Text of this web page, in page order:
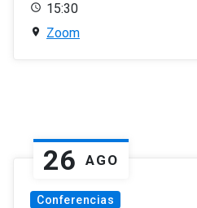
15:30
Zoom
26 AGO
Conferencias